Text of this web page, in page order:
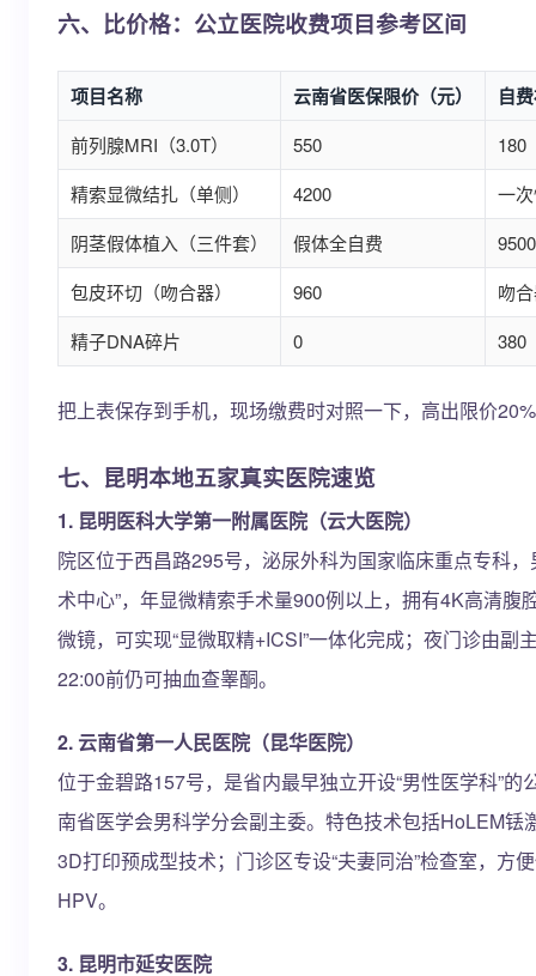
六、比价格：公立医院收费项目参考区间
项目名称 云南省医保限价（元） 自
前列腺MRI（3.0T） 550
180
精索显微结扎（单侧）
4200
一
阴茎假体植入（三件套）
假体全自费
包皮环切（吻合器）
960
吻
精子DNA碎片
0 380
把上表保存到手机，现场缴费时对照一下，高出限价
七、昆明本地五家真实医院速览
1. 昆明医科大学第一附属医院（云大医院）
院区位于西昌路295号，泌尿外科为国家临床重点专科
术中心”，年显微精索手术量900例以上，拥有4K高清腹
微镜，可实现“显微取精+ICSI”一体化完成；夜门诊由副
22:00前仍可抽血查睾酮。
2. 云南省第一人民医院（昆华医院）
位于金碧路157号，是省内最早独立开设“男性医学科”
南省医学会男科学分会副主委。特色技术包括HoLEM铥
3D打印预成型技术；门诊区专设“夫妻同治”检查室，方
HPV。
3. 昆明市延安医院